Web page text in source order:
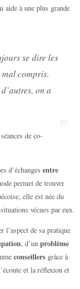
aide à une plus grande
se dire les
mal compris.
on a
de co-
d’échanges entre
permet de trouver
elle est née du
vécues par eux.
l’aspect de sa pratique
, d’un problème
conseillers grâce à
et la réflexion et